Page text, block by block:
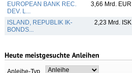
EUROPEAN BANK REC.
DEV. L...
3,66 Mrd. EUR
ISLAND, REPUBLIK IK-
BONDS...
2,23 Mrd. ISK
Heute meistgesuchte Anleihen
Anleihe-Typ